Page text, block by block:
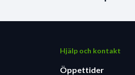
Hjälp och kontakt
Öppettider